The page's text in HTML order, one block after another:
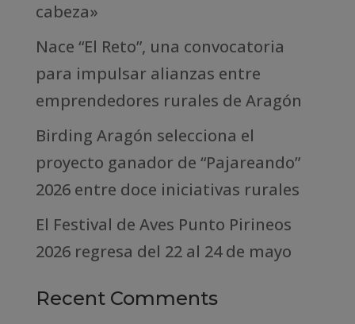
cabeza»
Nace “El Reto”, una convocatoria
para impulsar alianzas entre
emprendedores rurales de Aragón
Birding Aragón selecciona el
proyecto ganador de “Pajareando”
2026 entre doce iniciativas rurales
El Festival de Aves Punto Pirineos
2026 regresa del 22 al 24 de mayo
Recent Comments